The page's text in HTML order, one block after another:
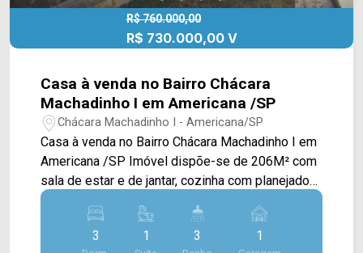
R$ 760.000,00
R$ 730.000,00 V
Casa à venda no Bairro Chácara
Machadinho I em Americana /SP
Chácara Machadinho I - Americana/SP
Casa à venda no Bairro Chácara Machadinho I em
Americana /SP Imóvel dispõe-se de 206M² com
sala de estar e de jantar, cozinha com planejados,
área gourmet com churrasqueira, piscina
aquecida e área de serviço coberta. > 03
dormitórios, sendo 01 suíte. > 03 banheiros,
3 1 3 1